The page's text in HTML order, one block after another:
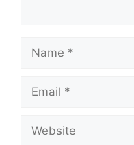
Name
Email
Website